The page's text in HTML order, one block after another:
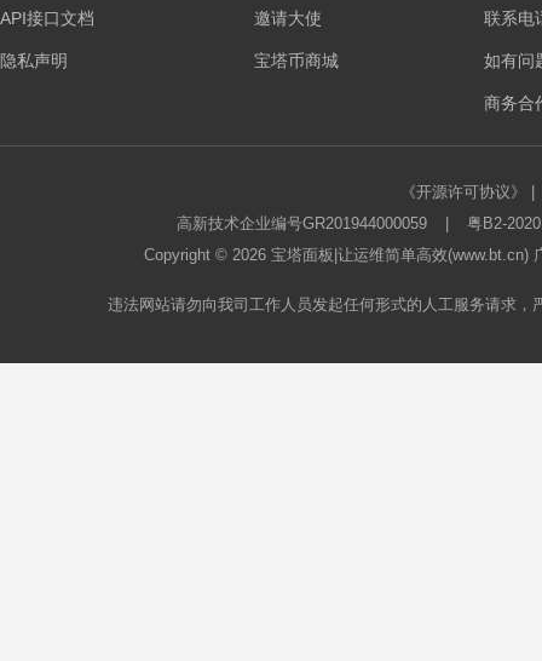
API接口文档
隐私声明
邀请大使
宝塔币商城
联系电
如有问
商务合
《开源许可协议》
高新技术企业编号GR201944000059
粤B2-
Copyright © 2026 宝塔面板 |让运维简单高效
违法网站请勿向我司工作人员发起任何形式的人工服务请求，